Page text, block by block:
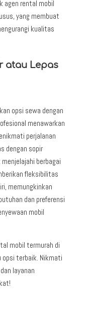
agen rental mobil
yang membuat
kualitas
atau Lepas
opsi sewa dengan
menawarkan
perjalanan
dengan sopir
berbagai
fleksibilitas
memungkinkan
dan preferensi
mobil
mobil termurah di
opsi terbaik. Nikmati
layanan